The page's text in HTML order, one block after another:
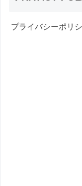
プライバシーポリ